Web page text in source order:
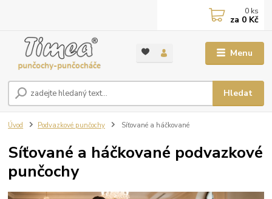
Menu
Hledat
0 ks
za 0 Kč
Úvod Podvazkové punčochy Síťované a háčkované
Síťované a háčkované podvazkové
punčochy